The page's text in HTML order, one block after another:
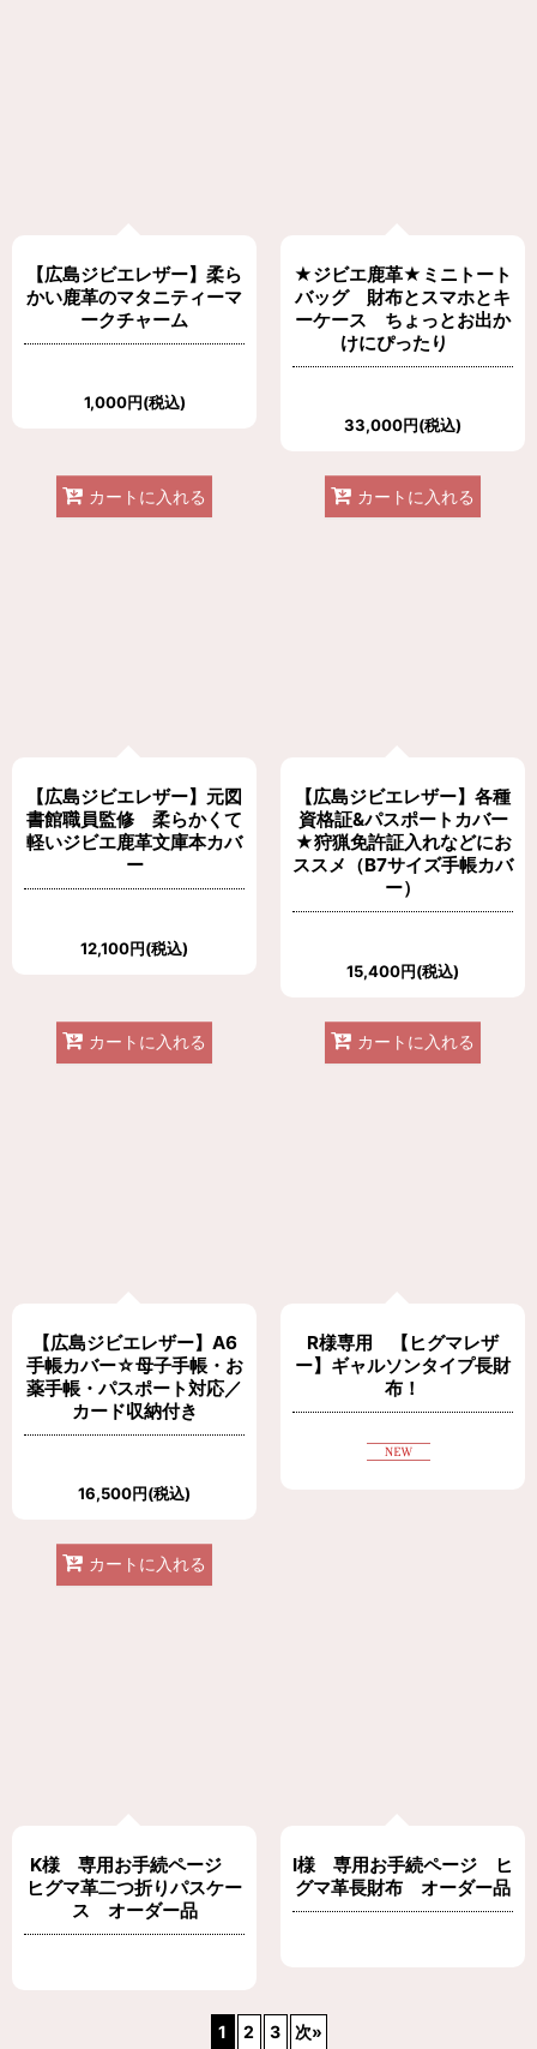
【広島ジビエレザー】柔ら
かい鹿革のマタニティーマ
ークチャーム
1,000円(税込)
カートに入れる
★ジビエ鹿革★ミニトート
バッグ 財布とスマホとキ
ーケース ちょっとお出か
けにぴったり
33,000円(税込)
カートに入れる
【広島ジビエレザー】元図
書館職員監修 柔らかくて
軽いジビエ鹿革文庫本カバ
ー
12,100円(税込)
カートに入れる
【広島ジビエレザー】各種
資格証&パスポートカバー
★狩猟免許証入れなどにお
ススメ（B7サイズ手帳カバ
ー）
15,400円(税込)
カートに入れる
【広島ジビエレザー】A6
手帳カバー☆母子手帳・お
薬手帳・パスポート対応／
カード収納付き
16,500円(税込)
カートに入れる
R様専用 【ヒグマレザ
ー】ギャルソンタイプ長財
布！
K様 専用お手続ページ
ヒグマ革二つ折りパスケー
ス オーダー品
I様 専用お手続ページ ヒ
グマ革長財布 オーダー品
1 2 3 次»